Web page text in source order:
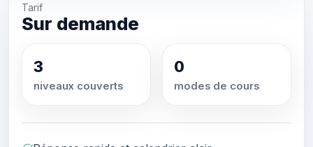
Tarif
Sur demande
3
niveaux couverts
0
modes de cours